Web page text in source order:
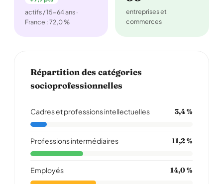
actifs / 15-64 ans ·
France : 72,0 %
entreprises et
commerces
Répartition des catégories
socioprofessionnelles
Cadres et professions intellectuelles 3,4 %
Professions intermédiaires 11,2 %
Employés 14,0 %